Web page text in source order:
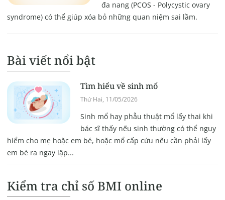
đa nang (PCOS - Polycystic ovary
syndrome) có thể giúp xóa bỏ những quan niệm sai lầm.
Bài viết nổi bật
Tìm hiểu về sinh mổ
Thứ Hai, 11/05/2026
Sinh mổ hay phẫu thuật mổ lấy thai khi
bác sĩ thấy nếu sinh thường có thể nguy
hiểm cho mẹ hoặc em bé, hoặc mổ cấp cứu nếu cần phải lấy
em bé ra ngay lập...
Kiểm tra chỉ số BMI online